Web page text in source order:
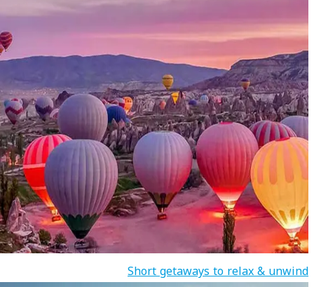
Short getaways to relax & unwind